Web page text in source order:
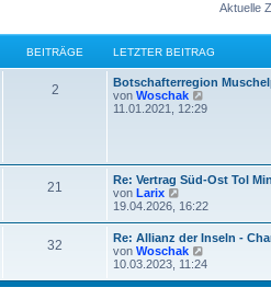
Aktuelle
BEITRÄGE LETZTER BEITRAG
2
Botschafterregion
von Woschak
e
e
r
B
e
i
t
a
g
11.01.2021, 12:29
21
Re: Vertrag Süd-Ost Tol
von Larix
e
e
s
t
e
r
19.04.2026, 16:22
32
Re: Allianz der Inseln -
von Woschak
e
e
10.03.2023, 11:24